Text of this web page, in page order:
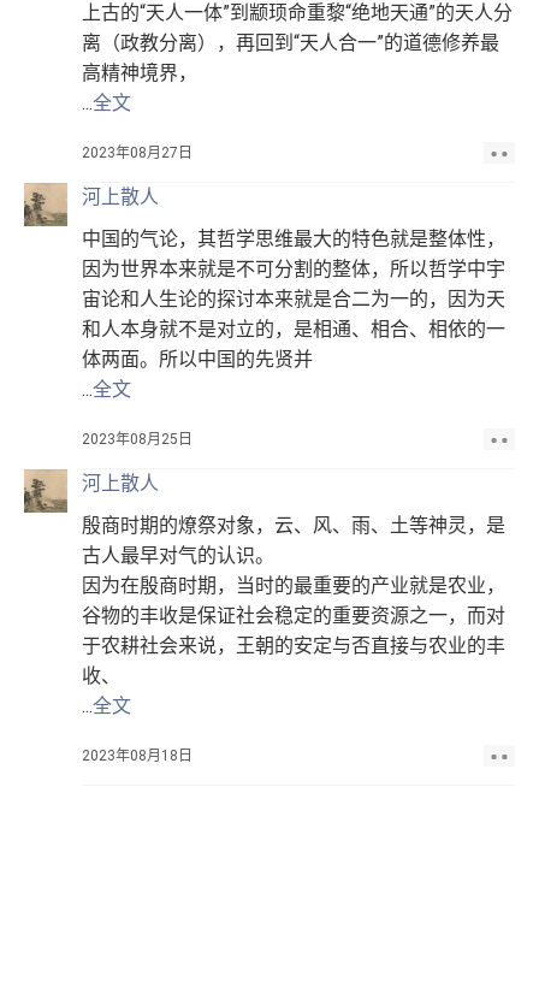
上古的“天人一体”到颛顼命重黎“绝地天通”的天人分
离（政教分离），再回到“天人合一”的道德修养最
高精神境界，
...全文
2023年08月27日
河上散人
中国的气论，其哲学思维最大的特色就是整体性，
因为世界本来就是不可分割的整体，所以哲学中宇
宙论和人生论的探讨本来就是合二为一的，因为天
和人本身就不是对立的，是相通、相合、相依的一
体两面。所以中国的先贤并
...全文
2023年08月25日
河上散人
殷商时期的燎祭对象，云、风、雨、土等神灵，是
古人最早对气的认识。
因为在殷商时期，当时的最重要的产业就是农业，
谷物的丰收是保证社会稳定的重要资源之一，而对
于农耕社会来说，王朝的安定与否直接与农业的丰
收、
...全文
2023年08月18日